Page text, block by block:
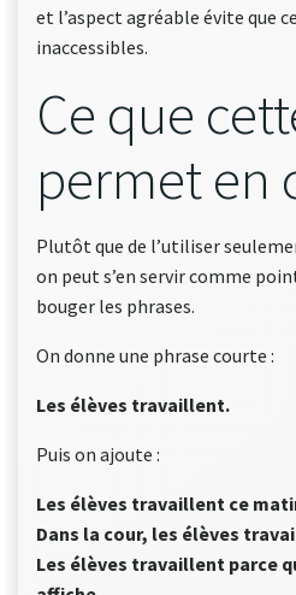
et l’aspect agréable évite que
inaccessibles.
Ce que
permet en
Plutôt que de l’utiliser
on peut s’en servir comme
bouger les phrases.
On donne une phrase courte :
Les élèves travaillent.
Puis on ajoute :
Les élèves travaillent ce
Dans la cour, les élèves
Les élèves travaillent parce